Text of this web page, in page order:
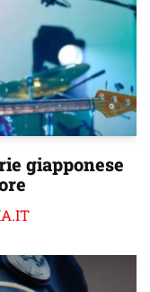
giapponese